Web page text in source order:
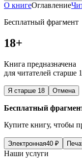
О книгеОглавление
Бесплатный фрагмент
18+
Книга предназначена
для читателей старше
Я старше 18 Отмена
Бесплатный
Купите книгу, чтобы
Электронная40 ₽
Наши услуги